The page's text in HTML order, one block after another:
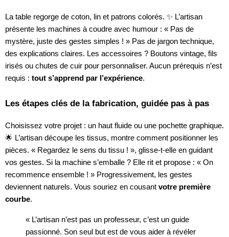
La table regorge de coton, lin et patrons colorés. ✨ L’artisan
présente les machines à coudre avec humour : « Pas de
mystère, juste des gestes simples ! » Pas de jargon technique,
des explications claires. Les accessoires ? Boutons vintage, fils
irisés ou chutes de cuir pour personnaliser. Aucun prérequis n’est
requis : tout s’apprend par l’expérience.
Les étapes clés de la fabrication, guidée pas à pas
Choisissez votre projet : un haut fluide ou une pochette graphique.
🌟 L’artisan découpe les tissus, montre comment positionner les
pièces. « Regardez le sens du tissu ! », glisse-t-elle en guidant
vos gestes. Si la machine s’emballe ? Elle rit et propose : « On
recommence ensemble ! » Progressivement, les gestes
deviennent naturels. Vous souriez en cousant votre première
courbe.
« L’artisan n’est pas un professeur, c’est un guide
passionné. Son seul but est de vous aider à révéler